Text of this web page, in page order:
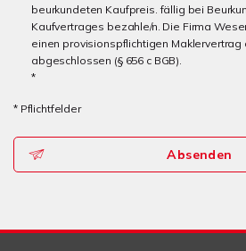
beurkundeten Kaufpreis. fällig bei
Kaufvertrages bezahle/n. Die Firma
einen provisionspflichtigen Maklervertrag
abgeschlossen (§ 656 c BGB).
*
* Pflichtfelder
Absenden